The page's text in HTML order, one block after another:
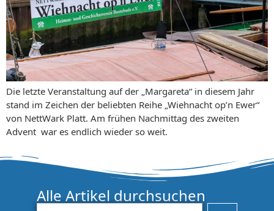
Die letzte Veranstaltung auf der „Margareta“ in diesem Jahr
stand im Zeichen der beliebten Reihe „Wiehnacht op’n Ewer“
von NettWark Platt. Am frühen Nachmittag des zweiten
Advent war es endlich wieder so weit.
Alle Artikel durchsuchen